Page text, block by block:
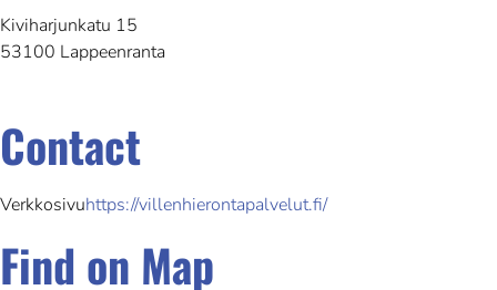
Kiviharjunkatu 15
53100 Lappeenranta
Contact
Verkkosivuhttps://villenhierontapalvelut.fi/
Find on Map